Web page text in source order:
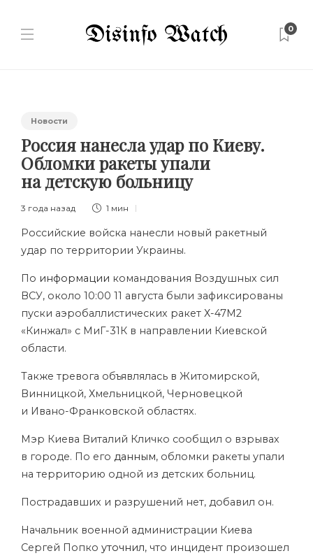
0
Новости
Россия нанесла удар по Киеву.
Обломки ракеты упали
на детскую больницу
3 года назад 1 мин
Российские войска нанесли новый ракетный
удар по территории Украины.
По информации командования Воздушных сил
ВСУ, около 10:00 11 августа были зафиксированы
пуски аэробаллистических ракет Х-47М2
«Кинжал» с МиГ-31К в направлении Киевской
области.
Также тревога объявлялась в Житомирской,
Винницкой, Хмельницкой, Черновецкой
и Ивано-Франковской областях.
Мэр Киева Виталий Кличко сообщил о взрывах
в городе. По его данным, обломки ракеты упали
на территорию одной из детских больниц.
Пострадавших и разрушений нет, добавил он.
Начальник военной администрации Киева
Сергей Попко уточнил, что инцидент произошел